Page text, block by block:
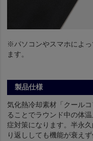
※パソコンやスマホによ
ます。
製品仕様
気化熱冷却素材「クール
ることでラウンド中の体
症対策になります。半永
り返ししても機能が衰え